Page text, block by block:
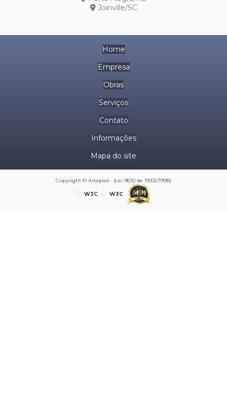
Joinville/SC
Home
Empresa
Obras
Serviços
Contato
Informações
Mapa do site
Copyright © Artepoxi . (Lei 9610 de 19/02/1998)
W3C W3C